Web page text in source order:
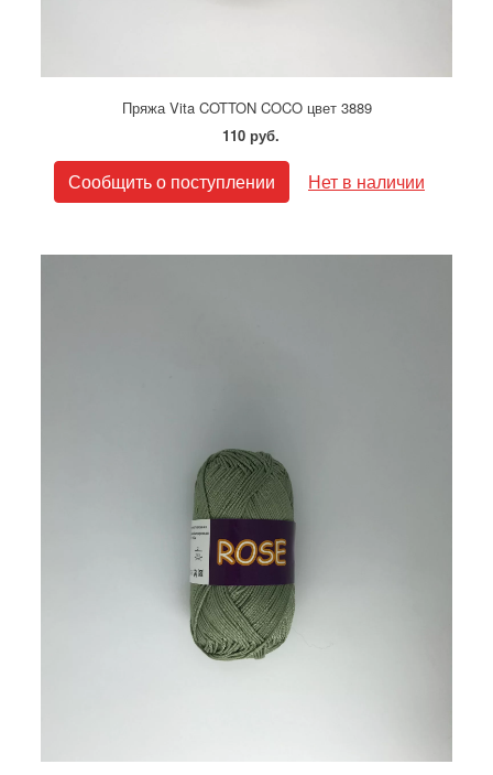
Пряжа Vita COTTON COCO цвет 3889
110 руб.
Сообщить о поступлении Нет в наличии